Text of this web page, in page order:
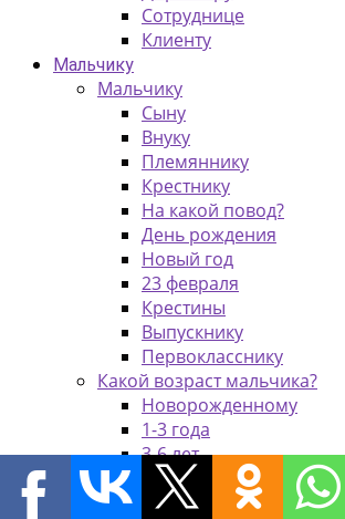
Сотруднице
Клиенту
Мальчику
Мальчику
Сыну
Внуку
Племяннику
Крестнику
На какой повод?
День рождения
Новый год
23 февраля
Крестины
Выпускнику
Первокласснику
Какой возраст мальчика?
Новорожденному
1-3 года
3-6 лет
6-9 лет
9-14 лет